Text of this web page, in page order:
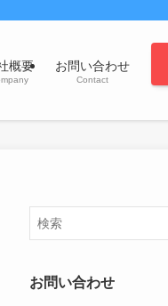
は、茅ヶ崎市、藤沢市、
概要 お問い合わせ
Contact
お問い合わせ